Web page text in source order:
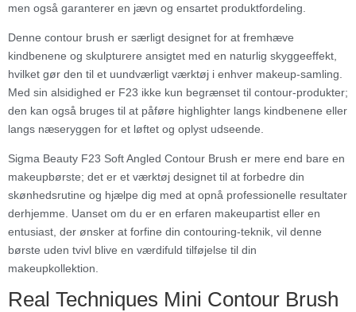
men også garanterer en jævn og ensartet produktfordeling.
Denne contour brush er særligt designet for at fremhæve
kindbenene og skulpturere ansigtet med en naturlig skyggeeffekt,
hvilket gør den til et uundværligt værktøj i enhver makeup-samling.
Med sin alsidighed er F23 ikke kun begrænset til contour-produkter;
den kan også bruges til at påføre highlighter langs kindbenene eller
langs næseryggen for et løftet og oplyst udseende.
Sigma Beauty F23 Soft Angled Contour Brush er mere end bare en
makeupbørste; det er et værktøj designet til at forbedre din
skønhedsrutine og hjælpe dig med at opnå professionelle resultater
derhjemme. Uanset om du er en erfaren makeupartist eller en
entusiast, der ønsker at forfine din contouring-teknik, vil denne
børste uden tvivl blive en værdifuld tilføjelse til din
makeupkollektion.
Real Techniques Mini Contour Brush